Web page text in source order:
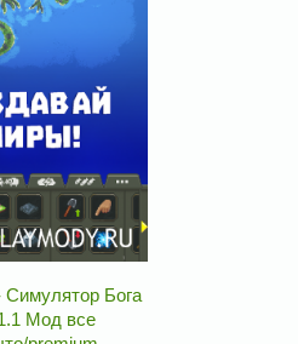
Симулятор Бога
Мод все